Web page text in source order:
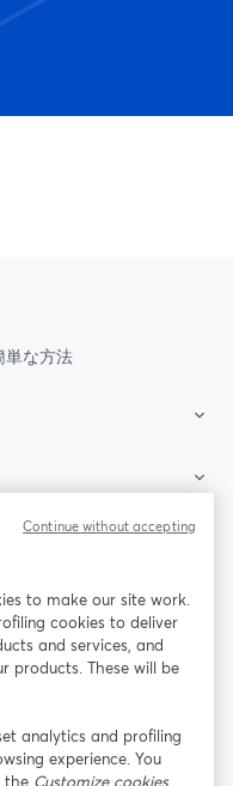
単な方法
で開く
(Twitter)
YouTube
to make our site work.
cookies to deliver
and services, and
products. These will be
analytics and profiling
experience. You
the Customize cookies
Continue without accepting